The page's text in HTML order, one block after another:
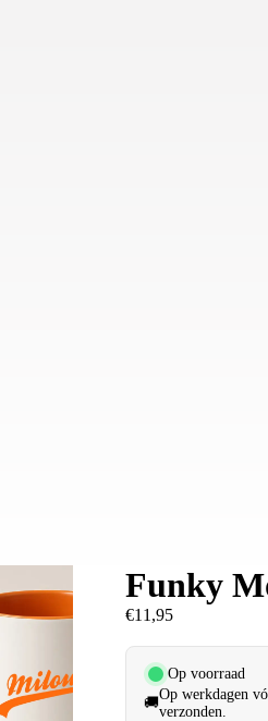
Funky
€11,95
Op voorraad
🚚
Op werkdagen
verzonden.